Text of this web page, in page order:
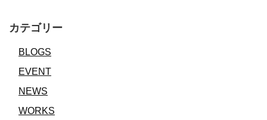
カテゴリー
BLOGS
EVENT
NEWS
WORKS